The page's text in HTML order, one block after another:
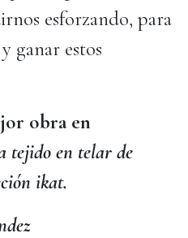
esforzando, para
ganar estos
obra en
tejido en telar de
ikat.